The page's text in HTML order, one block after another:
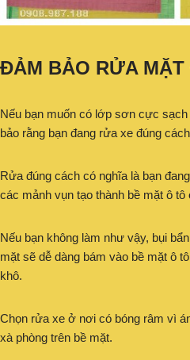
ĐẢM BẢO RỬA MẶT
Nếu bạn muốn có lớp sơn cực
bảo rằng bạn đang rửa xe đúng
Rửa đúng cách có nghĩa là bạn
các mảnh vụn tạo thành bề mặt ô tô
Nếu bạn không làm như vậy, bụi
mặt sẽ dễ dàng bám vào bề mặt ô
khô.
Chọn rửa xe ở nơi có bóng râm vì
xà phòng trên bề mặt.